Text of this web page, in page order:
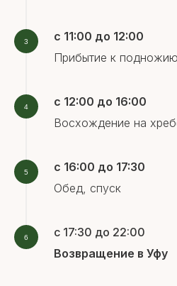
с 11:00 до 12:00
Прибытие к
с 12:00 до 16:00
Восхождение на
с 16:00 до 17:30
Обед, спуск
с 17:30 до 22:00
Возвращение в Уфу